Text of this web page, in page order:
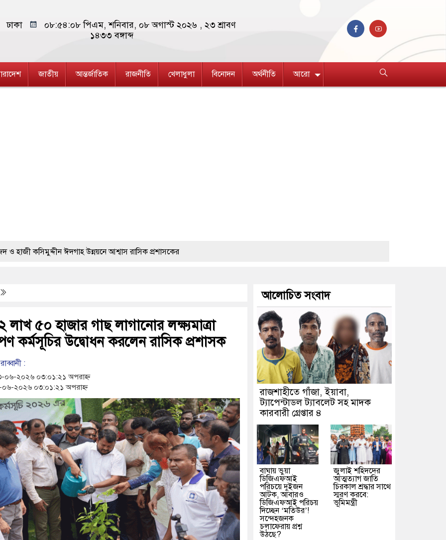
ঢাকা ০৮:৫৪:০৯ পিএম, শনিবার, ০৮ অগাস্ট ২০২৬ , ২৩ শ্রাবণ
১৪৩৩ বঙ্গাব্দ
জাতীয় আন্তর্জাতিক রাজনীতি খেলাধুলা বিনোদন অর্থনীতি আরো
ঈদগাহ উন্নয়নে আশ্বাস রাসিক প্রশাসকের
পিতার মৃত্যুতে গভীর শোক ও সমবেদনা
বোতল ভারতীয় মাদক জব্দ করলো ১ বিজিবি
সহ মাদক কারবারী গ্রেপ্তার ৪
হামের উপসর্গ নিয়ে আরও ৩ শিশুর মৃত্যু
উদ্বোধন
প্রশ্ন উঠছে?
নারী মাদক কারবারি গ্রেপ্তার
লাখ ৫০ হাজার গাছ লাগানোর লক্ষ্যমাত্রা
কর্মসূচির উদ্বোধন করলেন রাসিক প্রশাসক
:
২০২৬ ০৩:০১:২১ অপরাহ্ন
২০২৬ ০৩:০১:২১ অপরাহ্ন
আলোচিত সংবাদ
রাজশাহীতে গাঁজা, ইয়াবা,
ট্যাপেন্টাডল ট্যাবলেট সহ মাদক
কারবারী গ্রেপ্তার ৪
বাঘায় ভুয়া
ডিজিএফআই
পরিচয়ে দুইজন
আটক, আবারও
ডিজিএফআই পরিচয়
দিচ্ছেন ‘মতিউর’!
সন্দেহজনক
চলাফেরায় প্রশ্ন
উঠছে?
জুলাই শহিদদের
আত্মত্যাগ জাতি
চিরকাল শ্রদ্ধার সাথে
স্মরণ করবে:
ভূমিমন্ত্রী